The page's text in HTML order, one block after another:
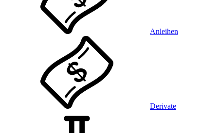
Anleihen
Derivate